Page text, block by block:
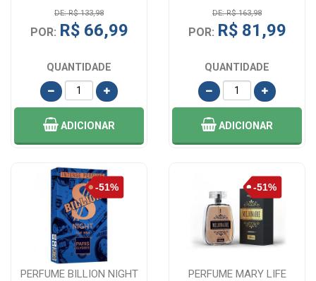
DE: R$ 133,98
POR: R$ 66,99
QUANTIDADE
ADICIONAR
DE: R$ 163,98
POR: R$ 81,99
QUANTIDADE
ADICIONAR
PERFUME BILLION NIGHT
PERFUME MARY LIFE